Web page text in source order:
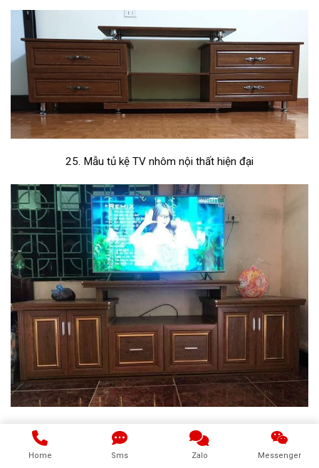
25. Mẫu tủ kệ TV nhôm nội thất hiện đại
26. Mẫu tủ kệ TV nhôm nội thất Omega đẹp
Home Sms Zalo Messenger